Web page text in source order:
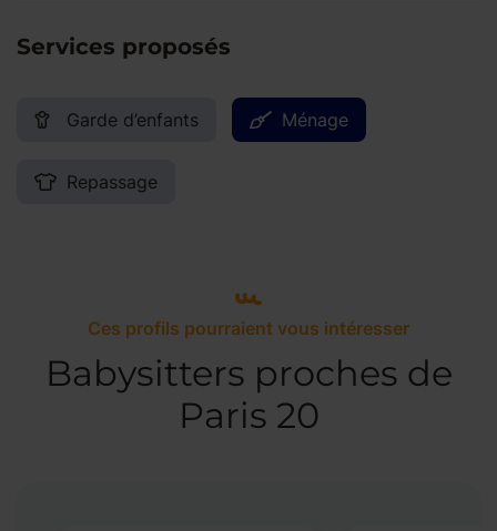
Services proposés
Garde d’enfants Ménage
Repassage
Ces profils pourraient vous intéresser
Babysitters proches de
Paris 20